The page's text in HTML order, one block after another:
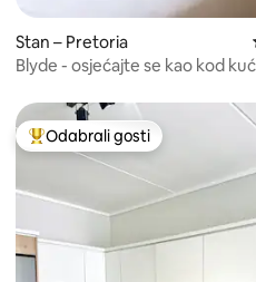
Stan – Pretoria
Blyde - osjećajte se kao kod
Među najviše rangiranima s
Odabrali gosti